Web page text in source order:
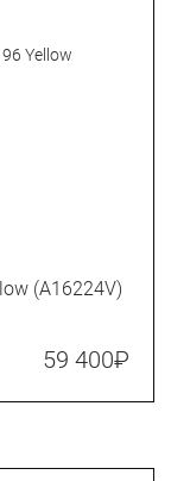
(A16224V)
59 400₽